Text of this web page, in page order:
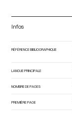
Infos
RÉFÉRENCE BIBLIOGRAPHIQUE
LANGUE PRINCIPALE
NOMBRE DE PAGES
PREMIÈRE PAGE